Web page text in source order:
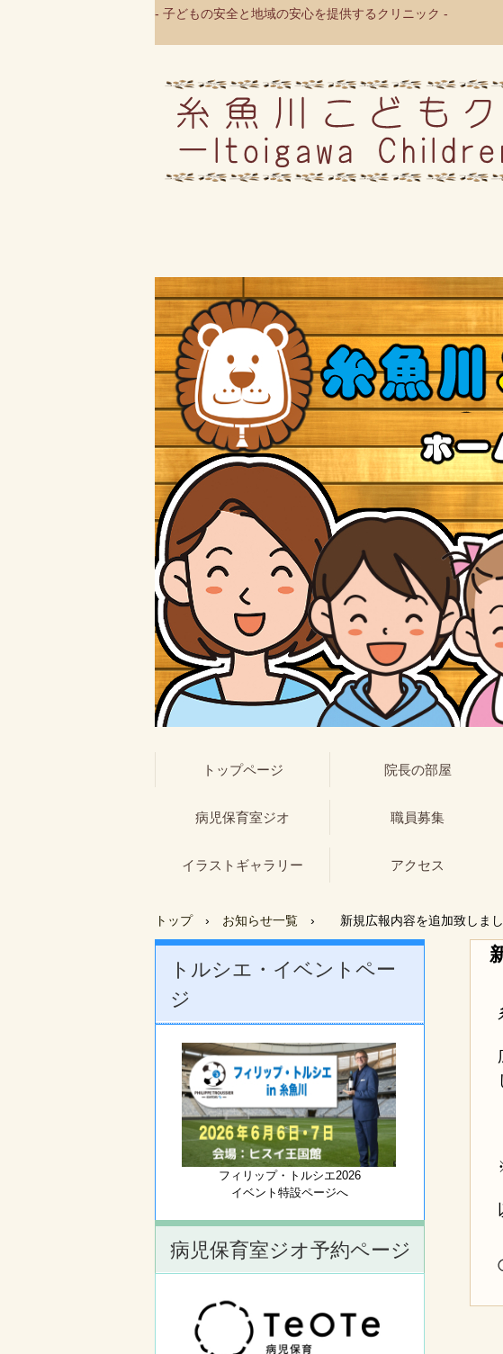
- 子どもの安全と地域の安心を提供するクリニック -
トップページ 院長の部屋
病児保育室ジオ 職員募集
イラストギャラリー アクセス
トップ › お知らせ一覧 › 新規広報内容を追加致しま
トルシエ・イベントペー
ジ
フィリップ・トルシエ2026
イベント特設ページへ
病児保育室ジオ予約ページ